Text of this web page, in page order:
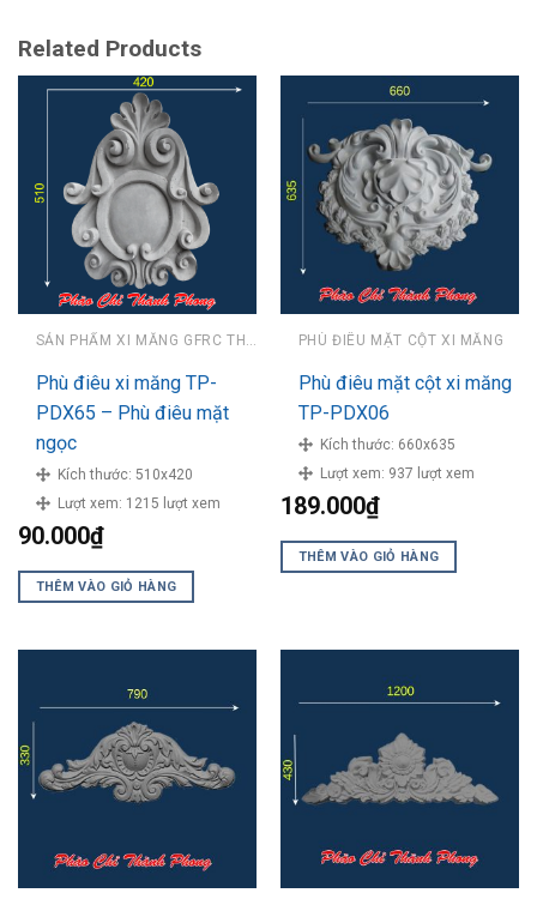
Related Products
SẢN PHẨM XI MĂNG GFRC THÀNH PHONG
Phù điêu xi măng TP-
PDX65 – Phù điêu mặt
ngọc
Kích thước: 510x420
Lượt xem: 1215 lượt xem
90.000₫
THÊM VÀO GIỎ HÀNG
PHÙ ĐIÊU MẶT CỘT XI MĂNG
Phù điêu mặt cột xi măng
TP-PDX06
Kích thước: 660x635
Lượt xem: 937 lượt xem
189.000₫
THÊM VÀO GIỎ HÀNG